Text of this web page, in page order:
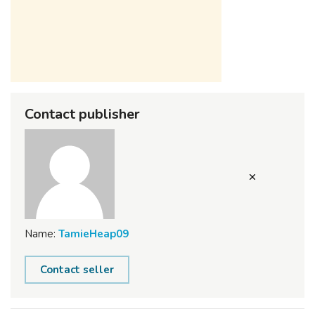
Contact publisher
Name: TamieHeap09
Contact seller